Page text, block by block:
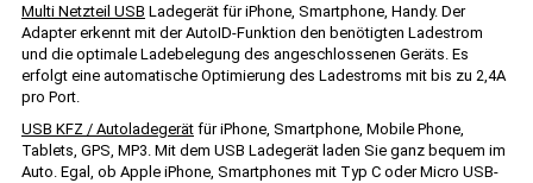
Multi Netzteil USB Ladegerät für iPhone, Smartphone, Handy. Der
Adapter erkennt mit der AutoID-Funktion den benötigten Ladestrom
und die optimale Ladebelegung des angeschlossenen Geräts. Es
erfolgt eine automatische Optimierung des Ladestroms mit bis zu 2,4A
pro Port.
USB KFZ / Autoladegerät für iPhone, Smartphone, Mobile Phone,
Tablets, GPS, MP3. Mit dem USB Ladegerät laden Sie ganz bequem im
Auto. Egal, ob Apple iPhone, Smartphones mit Typ C oder Micro USB-